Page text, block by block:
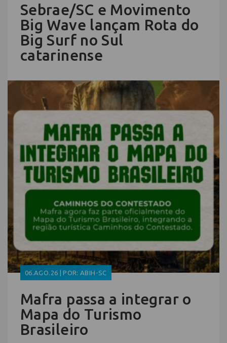
Sebrae/SC e Movimento
Big Wave lançam Rota do
Big Surf no Sul
catarinense
06.AGO.26 | POR: ABIH-SC
Mafra passa a integrar o
Mapa do Turismo
Brasileiro